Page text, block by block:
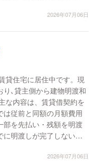
2026年07月06日
貸住宅に居住中です。現
､貸主側から建物明渡和
従前と同額の月額費用
部を先払い・残額を明渡
に明渡しが完了しない場
2026年07月06日